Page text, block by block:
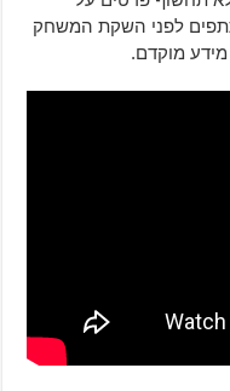
לפני השקת המשחק
מוקדם.